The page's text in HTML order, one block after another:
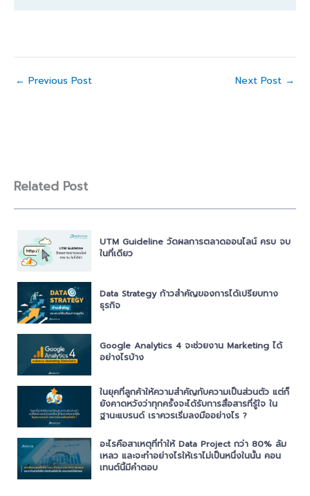
← Previous Post Next Post →
Related Post
UTM Guideline วัดผลการตลาดออนไลน์ ครบ จบ
ในที่เดียว
Data Strategy ก้าวสำคัญของการได้เปรียบทาง
ธุรกิจ
Google Analytics 4 จะช่วยงาน Marketing ได้
อย่างไรบ้าง
ในยุคที่ลูกค้าให้ความสำคัญกับความเป็นส่วนตัว แต่ก็
ยังคาดหวังว่าทุกครั้งจะได้รับการสื่อสารที่รู้ใจ ใน
ฐานะแบรนด์ เราควรเริ่มลงมืออย่างไร ?
อะไรคือสาเหตุที่ทำให้ Data Project กว่า 80% ล้ม
เหลว และจะทำอย่างไรให้เราไม่เป็นหนึ่งในนั้น คอน
เทนต์นี้มีคำตอบ